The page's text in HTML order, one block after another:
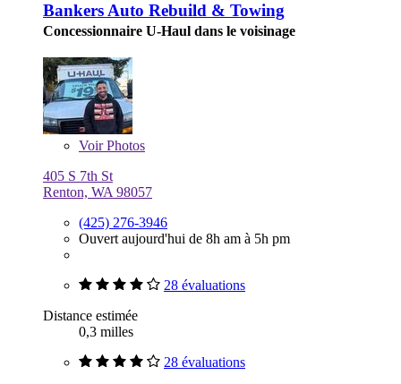
Bankers Auto Rebuild & Towing
Concessionnaire U-Haul dans le voisinage
VoirPhotos
405 S 7th St
Renton, WA 98057
(425) 276-3946
Ouvert aujourd'hui de 8h am à 5h pm
28 évaluations
Distance estimée
0,3 milles
28 évaluations